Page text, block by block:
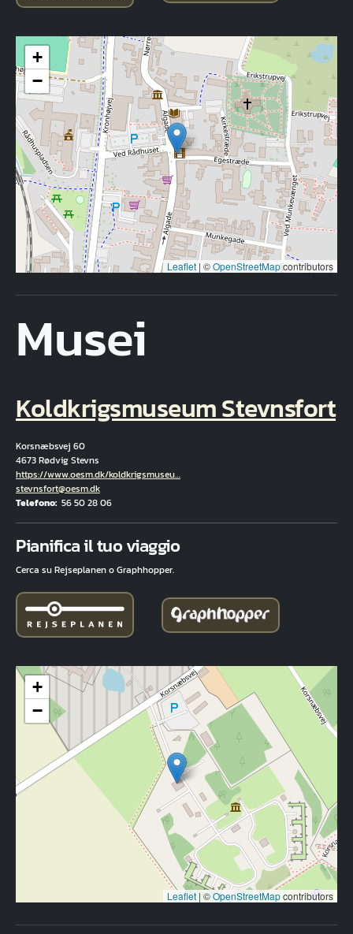
+
−
Leaflet | ©OpenStreetMapcontributors
Musei
Koldkrigsmuseum Stevnsfort
Korsnæbsvej 60
4673 Rødvig Stevns
Hjemmeside
https://www.oesm.dk/koldkrigsmuseu…
E-mail
stevnsfort@oesm.dk
Telefono 56 50 28 06
Pianifica il tuo viaggio
Cerca su Rejseplanen o Graphhopper.
+
−
Leaflet | ©OpenStreetMapcontributors